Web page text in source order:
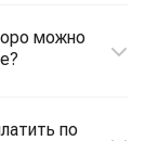
можно
по